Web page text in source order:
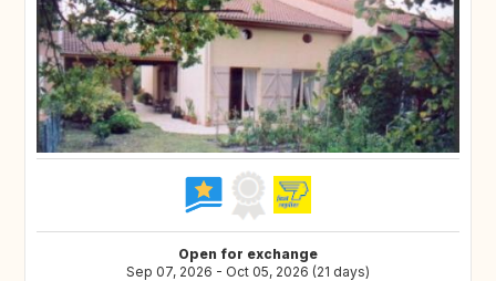
Open for exchange
Sep 07, 2026 - Oct 05, 2026 (21 days)